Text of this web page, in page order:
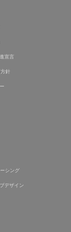
宣言
方針
シング
デザイン